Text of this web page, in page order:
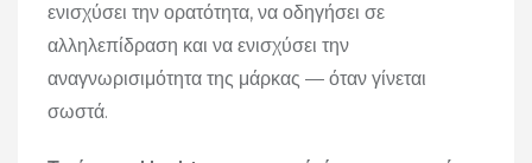
ενισχύσει την ορατότητα, να οδηγήσει σε
αλληλεπίδραση και να ενισχύσει την
αναγνωρισιμότητα της μάρκας — όταν γίνεται
σωστά.